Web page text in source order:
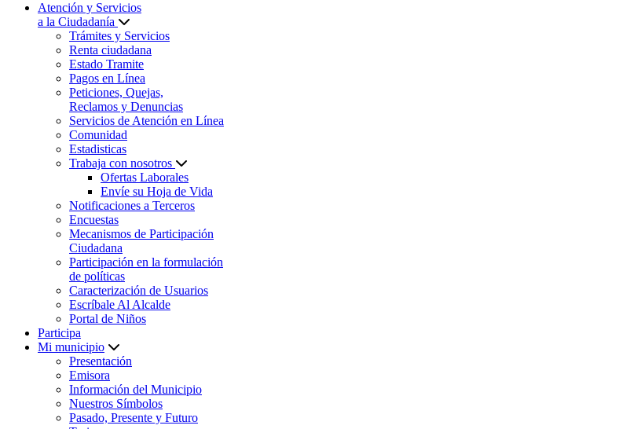
Atención y Servicios
a la Ciudadanía
Trámites y Servicios
Renta ciudadana
Estado Tramite
Pagos en Línea
Peticiones, Quejas,
Reclamos y Denuncias
Servicios de Atención en Línea
Comunidad
Estadisticas
Trabaja con nosotros
Ofertas Laborales
Envíe su Hoja de Vida
Notificaciones a Terceros
Encuestas
Mecanismos de Participación
Ciudadana
Participación en la formulación
de políticas
Caracterización de Usuarios
Escríbale Al Alcalde
Portal de Niños
Participa
Mi municipio
Presentación
Emisora
Información del Municipio
Nuestros Símbolos
Pasado, Presente y Futuro